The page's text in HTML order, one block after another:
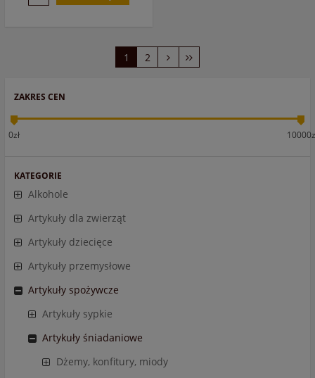
ZAKRES CEN
0zł
KATEGORIE
Alkohole
Artykuły dla zwierząt
Artykuły dziecięce
Artykuły przemysłowe
Artykuły spożywcze
Artykuły sypkie
Artykuły śniadaniowe
Dżemy, konfitury, miody
1 2